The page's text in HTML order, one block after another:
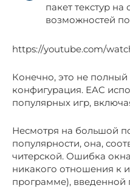
пакет текстур
возможностей
https://youtube.com/
Конечно, это не полный
конфигурация. EAC
популярных игр,
Несмотря на большой
популярности, она,
читерской. Ошибка
никакого отношения к
программе), введенной